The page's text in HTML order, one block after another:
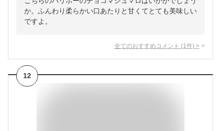
か。ふんわり柔らかい口あたりと甘くてとても美味しい
ですよ。
全てのおすすめコメント (1 件) >
12